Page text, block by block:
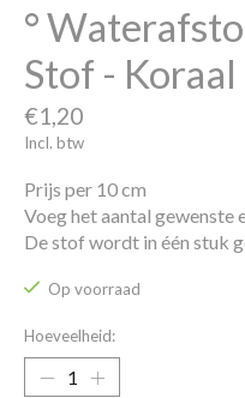
°
Stof - Koraal
€1,20
Incl. btw
Prijs per 10 cm
Voeg het aantal gewenste
De stof wordt in één stuk
Op voorraad
Hoeveelheid: